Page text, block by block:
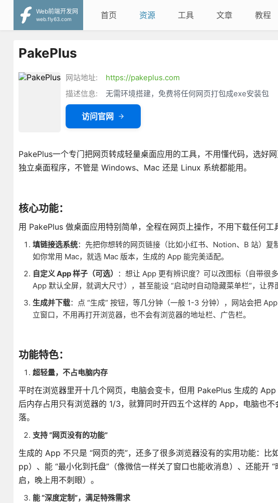
Web前端开发网
web.fly63.com
首页 资源 工具 文章 教程
PakePlus
网站地址:
https://pakeplus.com
描述信息:
无需环境搭建，免费将任何网页打包成exe安装包
访问官网
PakePlus一个专门把网页转成轻量桌面应用的工具，不用懂代码，选好
独立桌面程序，不管是 Windows、Mac 还是 Linux 系统都能用。
核心功能：
用 PakePlus 做桌面应用特别简单，全程在网页上操作，不用下载任何工
填链接选系统：先把你想转的网页链接（比如小红书、Notion、B 站）
如你常用 Mac，就选 Mac 版本，生成的 App 能完美适配。
自定义 App 样子（可选） ：想让 App 更有辨识度？可以改图标（自带很
App 默认全屏，就调大尺寸），甚至能设 “启动时自动隐藏菜单栏”，让界
生成并下载：点 “生成” 按钮，等几分钟（一般 1-3 分钟），网站会把
立窗口，不用再打开浏览器，也不会有浏览器的地址栏、广告栏。
功能特色：
超轻量，不占电脑内存
平时在浏览器里开十几个网页，电脑会变卡，但用 PakePlus 生成的
后内存占用只有浏览器的 1/3，就算同时开四五个这样的 App，电脑也
落。
支持 “网页没有的功能”
生成的 App 不只是 “网页的壳”，还多了很多浏览器没有的实用功能：
pp）、能 “最小化到托盘”（像微信一样关了窗口也能收消息）、还能开
启，晚上用不刺眼）。
能 “深度定制”，满足特殊需求